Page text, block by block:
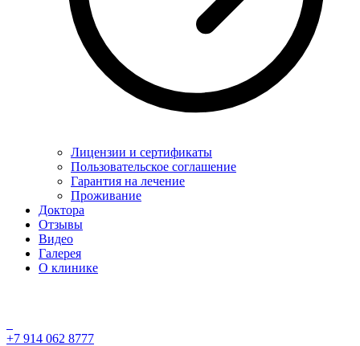
Лицензии и сертификаты
Пользовательское соглашение
Гарантия на лечение
Проживание
Доктора
Отзывы
Видео
Галерея
О клинике
+7 914 062 8777